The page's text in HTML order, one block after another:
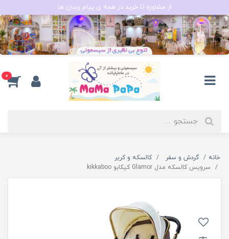
از مشاوره تا خرید در همه ی پیام رسان ها
0
خانه گردش و سفر
کالسکه و کریر
سرویس کالسکه مدل Glamor کیکابو kikkaboo